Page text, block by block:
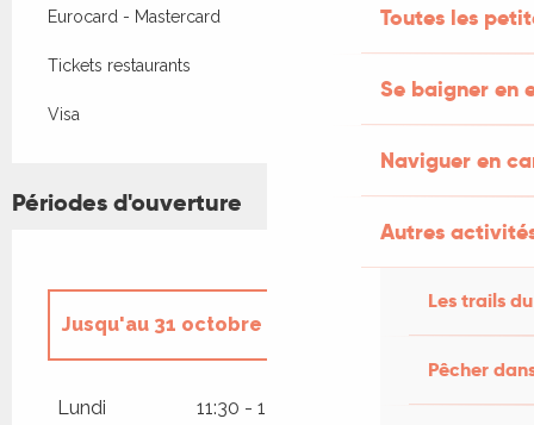
Toutes les
Se baigner en
Naviguer en
Autres
Les trails
Pêcher
Eurocard - Mastercard
Tickets restaurants
Visa
Périodes d'ouverture
Jusqu'au 31 octobre 2026
Lundi 11:30 - 14:00 18:30 - 22:00